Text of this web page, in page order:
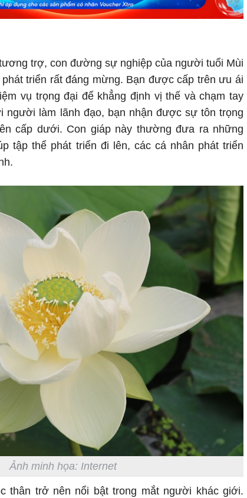
trợ, con đường sự nghiệp của người tuổi Mùi
triển rất đáng mừng. Bạn được cấp trên ưu ái
vụ trọng đại để khẳng định vị thế và chạm tay
người làm lãnh đạo, bạn nhận được sự tôn trọng
cấp dưới. Con giáp này thường đưa ra những
tập thể phát triển đi lên, các cá nhân phát triển
Ảnh minh họa: Internet
thân trở nên nổi bật trong mắt người khác giới.